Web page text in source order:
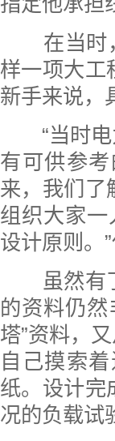
在当时，
样一项大工
新手来说，
“当时电
有可供参
来，我们了
组织大家
设计原则。
虽然有了
的资料仍
塔”资料，
自己摸索
纸。设计完
况的负载试